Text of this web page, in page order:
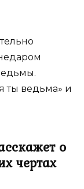
ты ведьма» и
о
чертах